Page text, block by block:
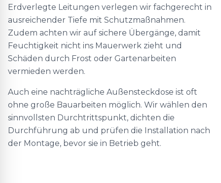
Erdverlegte Leitungen verlegen wir fachgerecht in
ausreichender Tiefe mit Schutzmaßnahmen.
Zudem achten wir auf sichere Übergänge, damit
Feuchtigkeit nicht ins Mauerwerk zieht und
Schäden durch Frost oder Gartenarbeiten
vermieden werden.
Auch eine nachträgliche Außensteckdose ist oft
ohne große Bauarbeiten möglich. Wir wählen den
sinnvollsten Durchtrittspunkt, dichten die
Durchführung ab und prüfen die Installation nach
der Montage, bevor sie in Betrieb geht.